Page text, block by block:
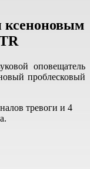
ксеноновым
оповещатель
проблесковый
тревоги и 4